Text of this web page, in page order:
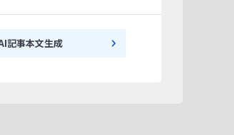
記事本文生成